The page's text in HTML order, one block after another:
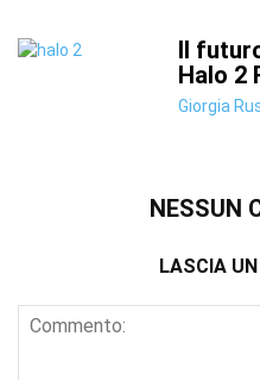
Il
Halo 2
Giorgia
NESSUN
LASCIA